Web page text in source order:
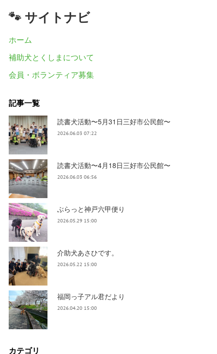
🐾 サイトナビ
ホーム
補助犬とくしまについて
会員・ボランティア募集
記事一覧
読書犬活動〜5月31日三好市公民館〜
2026.06.03 07:22
読書犬活動〜4月18日三好市公民館〜
2026.06.03 06:56
ぶらっと神戸六甲便り
2026.05.29 15:00
介助犬あさひです。
2026.05.22 15:00
福岡っ子アル君だより
2026.04.20 15:00
カテゴリ